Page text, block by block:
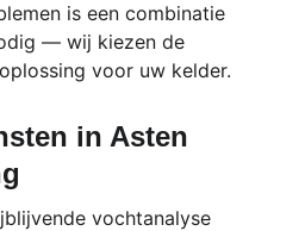
is een combinatie
— wij kiezen de
voor uw kelder.
in Asten
vochtanalyse